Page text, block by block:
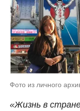
Фото из личного
«Жизнь в